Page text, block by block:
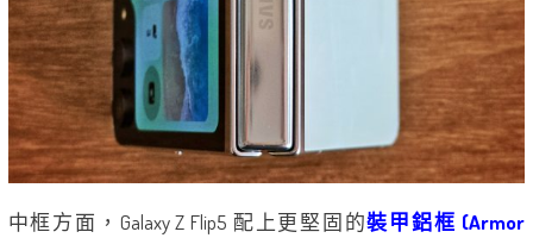
中框方面，Galaxy Z Flip5 配上更堅固的裝甲鋁框 (Armor